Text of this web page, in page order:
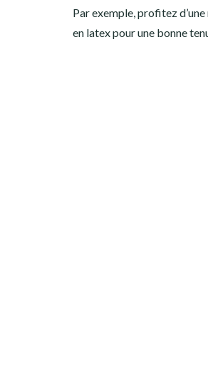
Par exemple, profitez
en latex pour une bonne